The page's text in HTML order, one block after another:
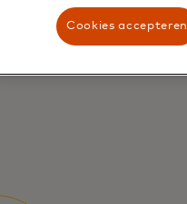
Cookies accepteren